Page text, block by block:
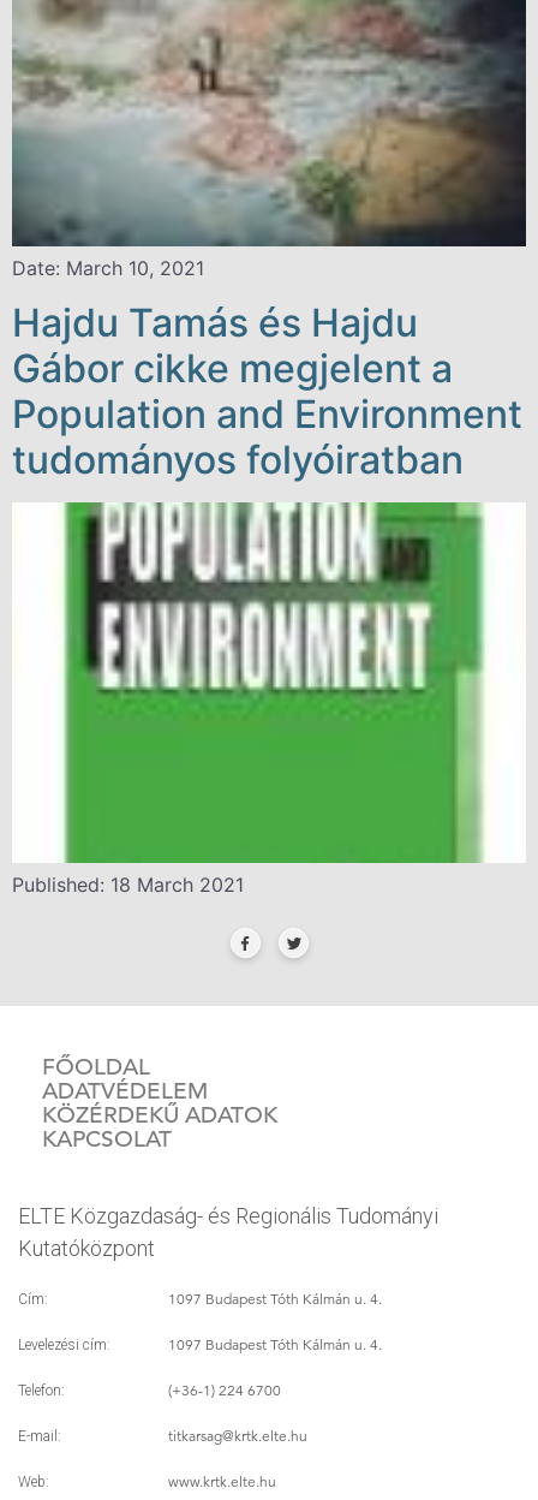
Date: March 10, 2021
Hajdu Tamás és Hajdu
Gábor cikke megjelent a
Population and Environment
tudományos folyóiratban
Published: 18 March 2021
FŐOLDAL
ADATVÉDELEM
KÖZÉRDEKŰ ADATOK
KAPCSOLAT
ELTE Közgazdaság- és Regionális Tudományi
Kutatóközpont
Cím: 1097 Budapest Tóth Kálmán u. 4.
Levelezési cím: 1097 Budapest Tóth Kálmán u. 4.
Telefon: (+36-1) 224 6700
E-mail: titkarsag@krtk.elte.hu
Web: www.krtk.elte.hu